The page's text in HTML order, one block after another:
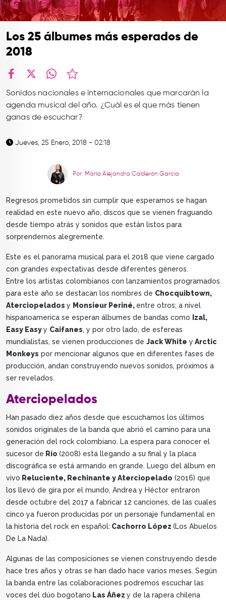
TOP
CONTACTO
Los 25 álbumes más esperados de
2018
Sonidos nacionales e internacionales que marcarán la
agenda musical del año. ¿Cuál es el que más tienen
ganas de escuchar?
Jueves, 25 Enero, 2018 - 02:18
Por: María Alejandra Calderón García
Regresos prometidos sin cumplir que esperamos se hagan
realidad en este nuevo año, discos que se vienen fraguando
desde tiempo atrás y sonidos que están listos para
sorprendernos alegremente.
Este es el panorama musical para el 2018 que viene cargado
con grandes expectativas desde diferentes géneros.
Entre los artistas colombianos con lanzamientos programados
para este año se destacan los nombres de Chocquibtown,
Aterciopelados y Monsieur Periné, entre otros; a nivel
hispanoamerica se esperan álbumes de bandas como
Izal,
Easy Easyy Caifanes, y por otro lado, de esfereas
mundialistas, se vienen producciones de Jack White y Arctic
Monkeys por mencionar algunos que en diferentes fases de
producción, andan construyendo nuevos sonidos, próximos a
ser revelados.
Aterciopelados
Han pasado diez años desde que escuchamos los últimos
sonidos originales de la banda que abrió el camino para una
generación del rock colombiano. La espera para conocer el
sucesor de Río (2008) está llegando a su final y la placa
discográfica se está armando en grande. Luego del álbum en
vivo Reluciente, Rechinante y Aterciopelado (2016) que
los llevó de gira por el mundo, Andrea y Héctor entraron
desde octubre del 2017 a fabricar 12 canciones, de las cuales
cinco ya fueron producidas por un personaje fundamental en
la historia del rock en español: Cachorro López (Los Abuelos
De La Nada).
Algunas de las composiciones se vienen construyendo desde
hace tres años y otras se han dado hace varios meses. Según
la banda entre las colaboraciones podremos escuchar las
voces del dúo bogotano Las Áñez y de la rapera chilena